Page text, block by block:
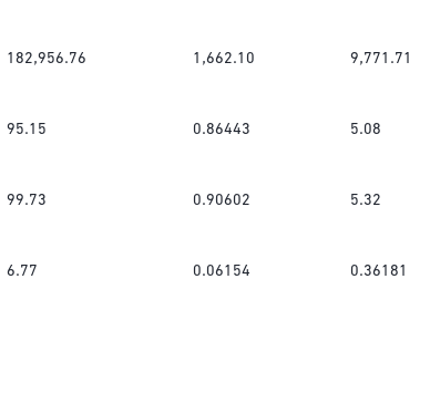
182,956.76 1,662.10 9,771.71
95.15 0.86443 5.08
99.73 0.90602 5.32
6.77 0.06154 0.36181